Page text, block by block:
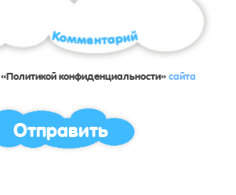
«Политикой конфиденциальности»сайта
Отправить